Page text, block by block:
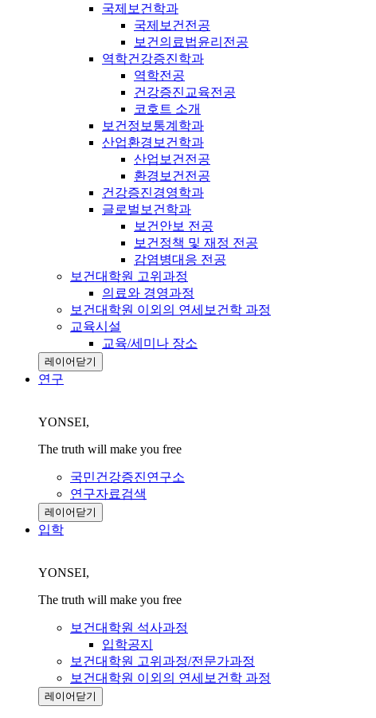
국제보건학과
국제보건전공
보건의료법윤리전공
역학건강증진학과
역학전공
건강증진교육전공
코호트 소개
보건정보통계학과
산업환경보건학과
산업보건전공
환경보건전공
건강증진경영학과
글로벌보건학과
보건안보 전공
보건정책 및 재정 전공
감염병대응 전공
보건대학원 고위과정
의료와 경영과정
보건대학원 이외의 연세보건학 과정
교육시설
교육/세미나 장소
레이어닫기
연구
YONSEI,
The truth will make you free
국민건강증진연구소
연구자료검색
레이어닫기
입학
YONSEI,
The truth will make you free
보건대학원 석사과정
입학공지
보건대학원 고위과정/전문가과정
보건대학원 이외의 연세보건학 과정
레이어닫기